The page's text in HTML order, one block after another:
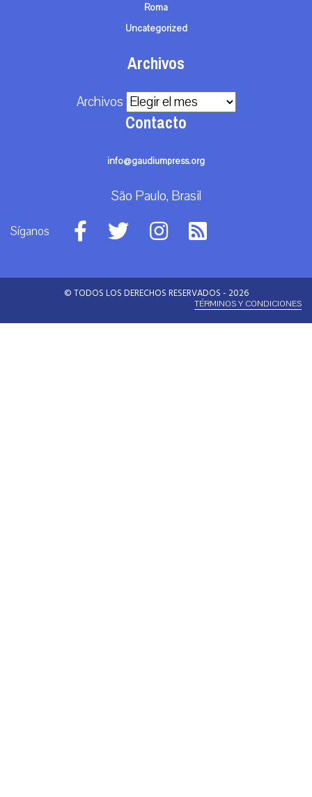
Roma
Uncategorized
Archivos
Archivos
Contacto
info@gaudiumpress.org
São Paulo, Brasil
Síganos
© TODOS LOS DERECHOS RESERVADOS - 2026
TÉRMINOS Y CONDICIONES